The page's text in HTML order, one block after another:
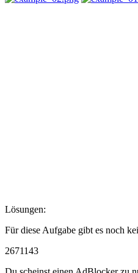
Lösungen:
Für diese Aufgabe gibt es noch
2671143